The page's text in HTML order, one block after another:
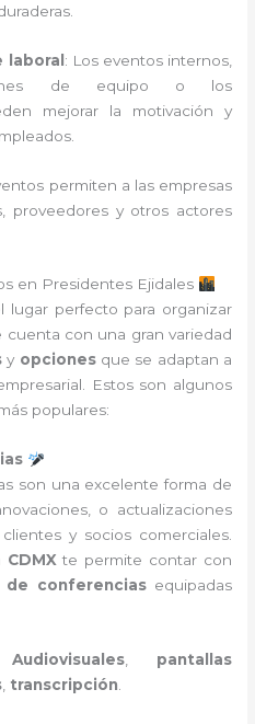
laboral : Los eventos internos,
de equipo o los
mejorar la motivación y
permiten a las empresas
proveedores y otros actores
en Presidentes Ejidales
lugar perfecto para organizar
cuenta con una gran variedad
y opcionesque se adaptan a
Estos son algunos
populares:
son una excelente forma de
o actualizaciones
y socios comerciales.
CDMXte permite contar con
de conferenciasequipadas
Audiovisuales
pantallas
transcripción